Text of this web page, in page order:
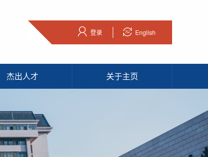
登录 English
杰出人才 关于主页